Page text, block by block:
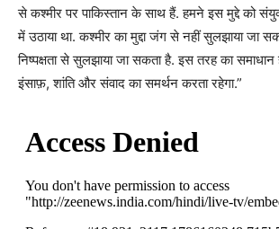
से कश्मीर पर पाकिस्तान के साथ हैं. हमने इस मुद्दे को
में उठाया था. कश्मीर का मुद्दा जंग से नहीं सुलझाया जा
निष्पक्षता से सुलझाया जा सकता है. इस तरह का
इंसाफ़, शांति और संवाद का समर्थन करता रहेगा.”